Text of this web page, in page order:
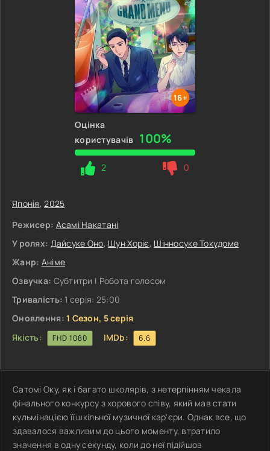
16+
Оцінка
користувачів 100%
2 0
Японія,2025
Режисер: Асамі Накатані
У ролях: Дайсуке Оно, Шун Хоріє, Шінносуке Токудоме
Жанр: Аніме
Озвучка: Субтитри | Робота голосом
Тривалість: 1 серія: 25:00
Оновлення: 1 Сезон, 5 серія
Якість:
FHD 1080 IMDb: 6.6
Сатомі Оку, як і багато школярів, з нетерпінням чекала
фінального конкурсу з хорового співу, який мав стати
кульмінацією її шкільної музичної кар'єри. Однак все, що
здавалося важливим до цього моменту, втратило
значення в одну секунду, коли до неї підійшов